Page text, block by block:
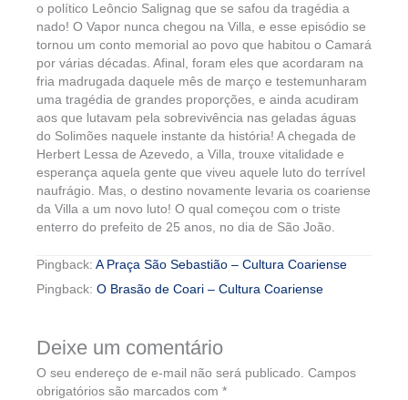
o político Leôncio Salignag que se safou da tragédia a
nado! O Vapor nunca chegou na Villa, e esse episódio se
tornou um conto memorial ao povo que habitou o Camará
por várias décadas. Afinal, foram eles que acordaram na
fria madrugada daquele mês de março e testemunharam
uma tragédia de grandes proporções, e ainda acudiram
aos que lutavam pela sobrevivência nas geladas águas
do Solimões naquele instante da história! A chegada de
Herbert Lessa de Azevedo, a Villa, trouxe vitalidade e
esperança aquela gente que viveu aquele luto do terrível
naufrágio. Mas, o destino novamente levaria os coariense
da Villa a um novo luto! O qual começou com o triste
enterro do prefeito de 25 anos, no dia de São João.
Pingback: A Praça São Sebastião – Cultura Coariense
Pingback: O Brasão de Coari – Cultura Coariense
Deixe um comentário
O seu endereço de e-mail não será publicado. Campos
obrigatórios são marcados com *